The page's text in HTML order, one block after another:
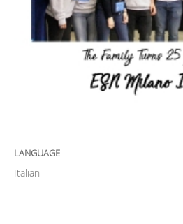
LANGUAGE
Italian